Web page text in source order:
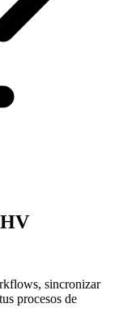
sincronizar
procesos de